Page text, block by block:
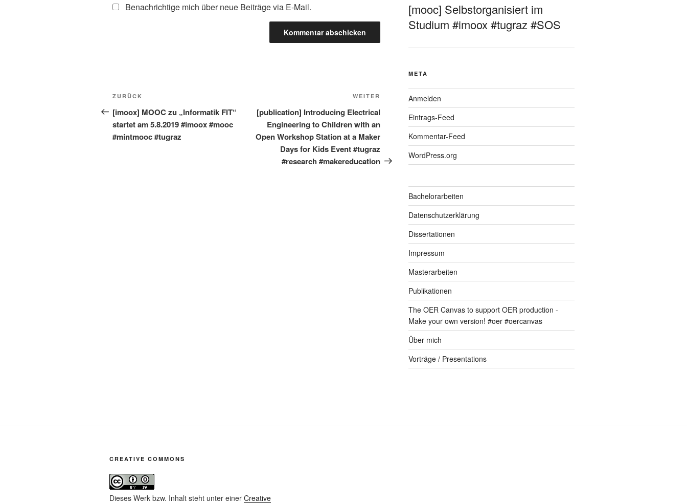
Benachrichtige mich über neue Beiträge via E-Mail.
Beitragsnavigation
Vorheriger
Beitrag
ZURÜCK
[imoox] MOOC zu „Informatik FIT“
startet am 5.8.2019 #imoox #mooc
#mintmooc #tugraz
Nächster
WEITER
[publication] Introducing Electrical
Engineering to Children with an
Open Workshop Station at a Maker
Days for Kids Event #tugraz
#research #makereducation
[mooc] Selbstorganisiert im
Studium #imoox #tugraz #SOS
META
Anmelden
Eintrags-Feed
Kommentar-Feed
WordPress.org
Bachelorarbeiten
Datenschutzerklärung
Dissertationen
Impressum
Masterarbeiten
Publikationen
The OER Canvas to support OER production -
Make your own version! #oer #oercanvas
Über mich
Vorträge / Presentations
CREATIVE COMMONS
Dieses Werk bzw. Inhalt steht unter einer Creative